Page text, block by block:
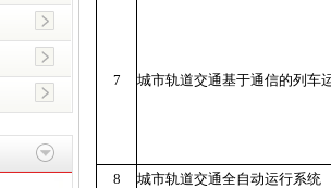
7 城市轨道交通基于通信的列车
8 城市轨道交通全自动运行系统